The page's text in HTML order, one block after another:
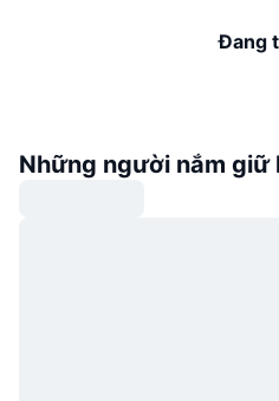
Đang
Những người nắm giữ